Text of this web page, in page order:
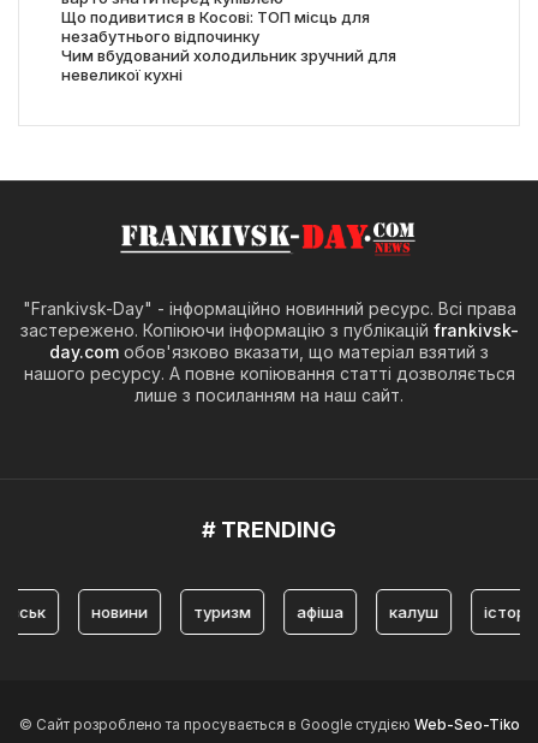
Що подивитися в Косові: ТОП місць для
незабутнього відпочинку
Чим вбудований холодильник зручний для
невеликої кухні
"Frankivsk-Day" - інформаційно новинний ресурс. Всі права
застережено. Копіюючи інформацію з публікацій frankivsk-
day.com обов'язково вказати, що матеріал взятий з
нашого ресурсу. А повне копіювання статті дозволяється
лише з посиланням на наш сайт.
# TRENDING
новини туризм афіша калуш історія
© Сайт розроблено та просувається в Google студією Web-Seo-Tiko